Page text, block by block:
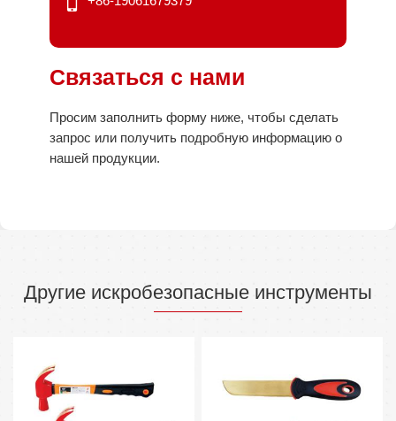
Связаться с нами
Просим заполнить форму ниже, чтобы сделать
запрос или получить подробную информацию о
нашей продукции.
Другие искробезопасные инструменты